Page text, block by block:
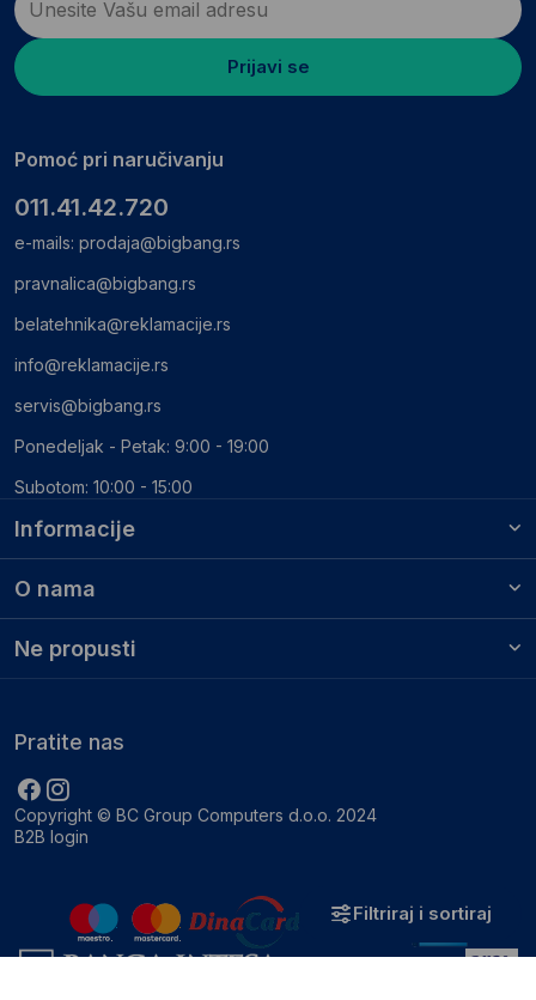
Filtriraj i sortiraj
Informacije
O nama
Ne propusti
Prijavi se
Pomoć pri naručivanju
011.41.42.720
e-mails: prodaja@bigbang.rs
pravnalica@bigbang.rs
belatehnika@reklamacije.rs
info@reklamacije.rs
servis@bigbang.rs
Ponedeljak - Petak: 9:00 - 19:00
Subotom: 10:00 - 15:00
Copyright © BC Group Computers d.o.o. 2024
B2B login
Pratite nas